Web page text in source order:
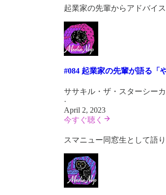
起業家の先輩からアドバイ
#084 起業家の先輩が語る「
ササキル・ザ・スターシー
·
April 2, 2023
今すぐ聴く
スマニュー同窓生として語